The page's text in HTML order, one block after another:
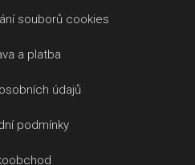
souborů cookies
a platba
údajů
podmínky